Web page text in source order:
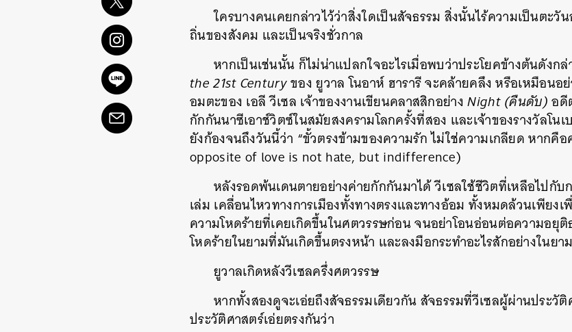
ใครบางคนเคยกล่าวไว้ว่าสิ่งใดเป็นสัจธรรม สิ่งนั้นไร้ความเป็นตะ
ถิ่นของสังคม และเป็นจริงชั่วกาล
หากเป็นเช่นนั้น ก็ไม่น่าแปลกใจอะไรเมื่อพบว่าประโยคข้างต้นดังก
the 21st Centuryของ ยูวาล โนอาห์ ฮารารี จะคล้ายคลึง หรือเหมือนอ
อมตะของ เอลี วีเซล เจ้าของงานเขียนคลาสสิกอย่างNight (คืนดับ)อดี
กักกันนาซีเอาช์วิตซ์ในสมัยสงครามโลกครั้งที่สอง และเจ้าของรางวัลโน
ยังก้องจนถึงวันนี้ว่า “ขั้วตรงข้ามของความรัก ไม่ใช่ความเกลียด หากคื
opposite of love is not hate, but indifference)
หลังรอดพ้นเดนตายอย่างค่ายกักกันมาได้ วีเซลใช้ชีวิตที่เหลือไปกับ
เล่ม เคลื่อนไหวทางการเมืองทั้งทางตรงและทางอ้อม ทั้งหมดล้วนเพียง
ความโหดร้ายที่เคยเกิดขึ้นในศตวรรษก่อน จนอย่าโอนอ่อนต่อความอยุติ
โหดร้ายในยามที่มันเกิดขึ้นตรงหน้า และลงมือกระทำอะไรสักอย่างในยา
ยูวาลเกิดหลังวีเซลครึ่งศตวรรษ
หากทั้งสองดูจะเอ่ยถึงสัจธรรมเดียวกัน สัจธรรมที่วีเซลผู้ผ่านประวั
ประวัติศาสตร์เอ่ยตรงกันว่า